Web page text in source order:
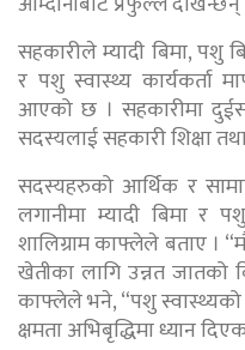
सहकारीले म्यादी बिमा, पशु
र पशु स्वास्थ्य कार्यकर्ता
आएको छ । सहकारीमा
सदस्यलाई सहकारी शिक्षा
सदस्यहरुको आर्थिक र
लगानीमा म्यादी बिमा र
शालिग्राम काफ्लेले बताए ।
खेतीका लागि उन्नत जातको
काफ्लेले भने, “पशु स्वास्थ्यको
क्षमता अभिबृद्धिमा ध्यान